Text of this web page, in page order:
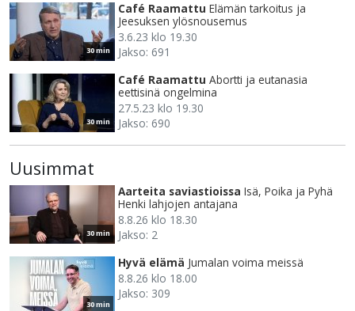
30 min
Café Raamattu Elämän tarkoitus ja
Jeesuksen ylösnousemus
3.6.23 klo 19.30
Jakso: 691
30 min
Café Raamattu Abortti ja eutanasia
eettisinä ongelmina
27.5.23 klo 19.30
Jakso: 690
Uusimmat
30 min
Aarteita saviastioissa Isä, Poika ja Pyhä
Henki lahjojen antajana
8.8.26 klo 18.30
Jakso: 2
30 min
Hyvä elämä Jumalan voima meissä
8.8.26 klo 18.00
Jakso: 309